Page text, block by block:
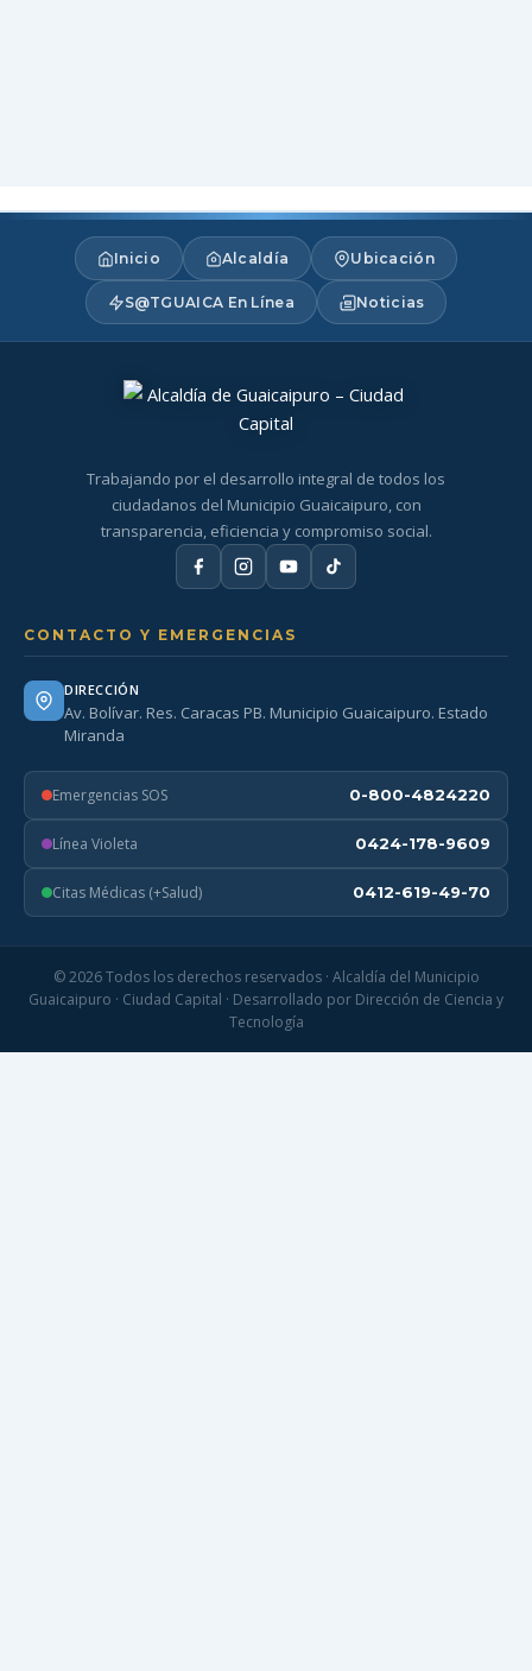
Inicio Alcaldía Ubicación
S@TGUAICA En Línea Noticias
Trabajando por el desarrollo integral de todos los
ciudadanos del Municipio Guaicaipuro, con
transparencia, eficiencia y compromiso social.
CONTACTO Y EMERGENCIAS
DIRECCIÓN
Av. Bolívar. Res. Caracas PB. Municipio Guaicaipuro. Estado
Miranda
Emergencias SOS 0-800-4824220
Línea Violeta 0424-178-9609
Citas Médicas (+Salud) 0412-619-49-70
© 2026 Todos los derechos reservados · Alcaldía del Municipio
Guaicaipuro · Ciudad Capital · Desarrollado por Dirección de Ciencia y
Tecnología